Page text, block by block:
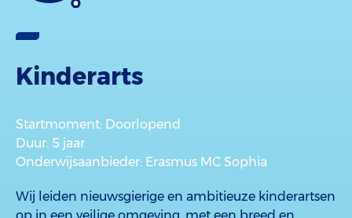
Kinderarts
Startmoment: Doorlopend
Duur: 5 jaar
Onderwijsaanbieder: Erasmus MC Sophia
Wij leiden nieuwsgierige en ambitieuze kinderartsen
op in een veilige omgeving, met een breed en